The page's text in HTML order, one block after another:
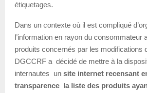
étiquetages.
Dans un contexte où il est compliqué
l’information en rayon du consommateur
produits concernés par les modifications
DGCCRF a décidé de mettre à la
internautes un site internet recensant
transparence la liste des produits